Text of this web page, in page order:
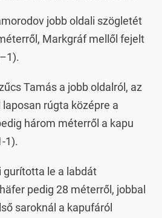
jobb oldali szögletét
Markgráf mellől fejelt
Tamás a jobb oldalról, az
rúgta középre a
három méterről a kapu
1).
gurította le a labdát
pedig 28 méterről, jobbal
saroknál a kapufáról